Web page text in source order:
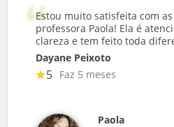
Estou muito satisfeita com
professora Paola! Ela é
clareza e tem feito toda
Dayane Peixoto
5 Faz 5 meses
Paola